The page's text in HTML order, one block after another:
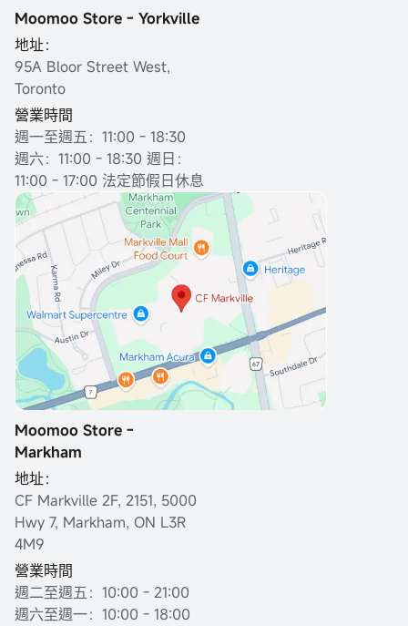
Moomoo Store - Yorkville
地址：
95A Bloor Street West,
Toronto
營業時間
週一至週五：11:00 - 18:30
週六：11:00 - 18:30 週日：
11:00 - 17:00 法定節假日休息
Moomoo Store -
Markham
地址：
CF Markville 2F, 2151, 5000
Hwy 7, Markham, ON L3R
4M9
營業時間
週二至週五：10:00 - 21:00
週六至週一：10:00 - 18:00